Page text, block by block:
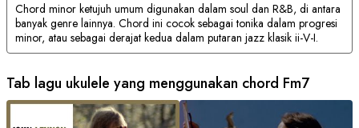
Chord minor ketujuh umum digunakan dalam soul dan R&B, di antara
banyak genre lainnya. Chord ini cocok sebagai tonika dalam progresi
minor, atau sebagai derajat kedua dalam putaran jazz klasik ii-V-I.
Tab lagu ukulele yang menggunakan chord Fm7